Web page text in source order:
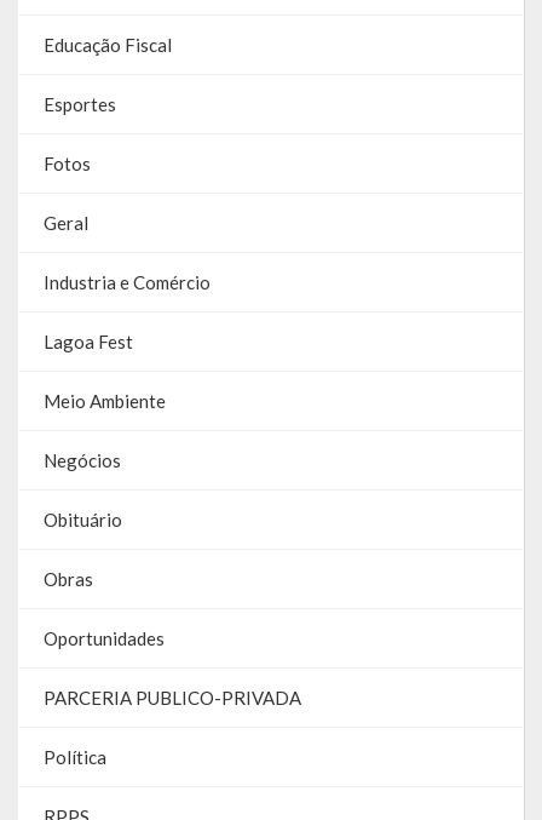
Demonstrativos Contábeis
Legislativo
Legislação
Lei Municipal
LOA
LDO
Transparência
Apresentação
Educação Fiscal
Esportes
Fotos
Geral
Industria e Comércio
Lagoa Fest
Meio Ambiente
Negócios
Obituário
Obras
Oportunidades
PARCERIA PUBLICO-PRIVADA
Política